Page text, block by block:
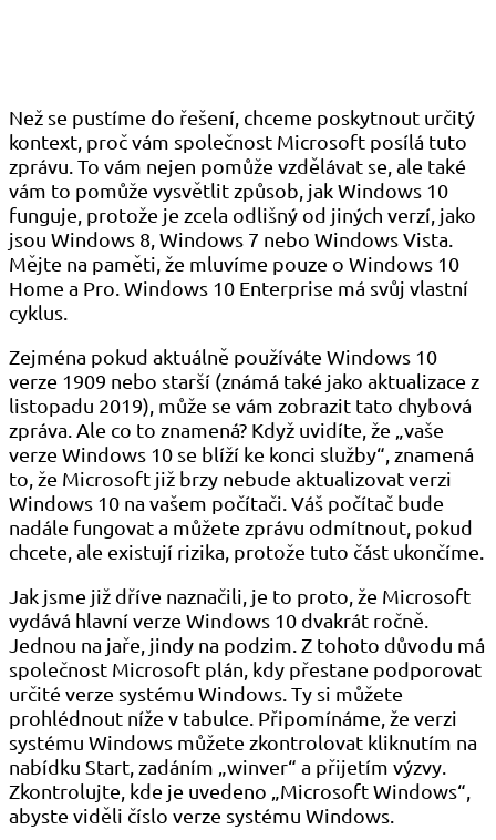
Než se pustíme do řešení, chceme poskytnout určitý
kontext, proč vám společnost Microsoft posílá tuto
zprávu. To vám nejen pomůže vzdělávat se, ale také
vám to pomůže vysvětlit způsob, jak Windows 10
funguje, protože je zcela odlišný od jiných verzí, jako
jsou Windows 8, Windows 7 nebo Windows Vista.
Mějte na paměti, že mluvíme pouze o Windows 10
Home a Pro. Windows 10 Enterprise má svůj vlastní
cyklus.
Zejména pokud aktuálně používáte Windows 10
verze 1909 nebo starší (známá také jako aktualizace z
listopadu 2019), může se vám zobrazit tato chybová
zpráva. Ale co to znamená? Když uvidíte, že „vaše
verze Windows 10 se blíží ke konci služby“, znamená
to, že Microsoft již brzy nebude aktualizovat verzi
Windows 10 na vašem počítači. Váš počítač bude
nadále fungovat a můžete zprávu odmítnout, pokud
chcete, ale existují rizika, protože tuto část ukončíme.
Jak jsme již dříve naznačili, je to proto, že Microsoft
vydává hlavní verze Windows 10 dvakrát ročně.
Jednou na jaře, jindy na podzim. Z tohoto důvodu má
společnost Microsoft plán, kdy přestane podporovat
určité verze systému Windows. Ty si můžete
prohlédnout níže v tabulce. Připomínáme, že verzi
systému Windows můžete zkontrolovat kliknutím na
nabídku Start, zadáním „winver“ a přijetím výzvy.
Zkontrolujte, kde je uvedeno „Microsoft Windows“,
abyste viděli číslo verze systému Windows.